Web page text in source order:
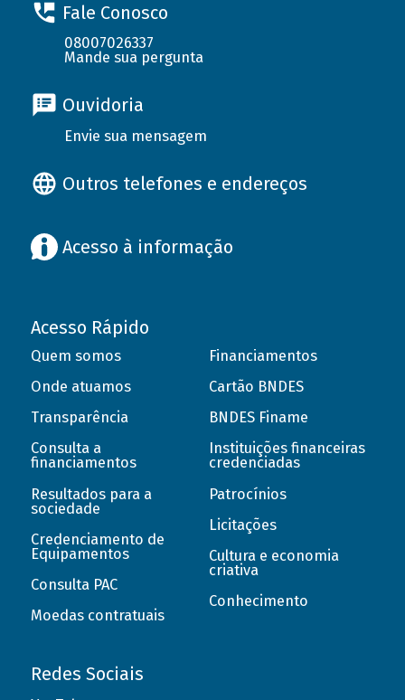
Fale Conosco
08007026337
Mande sua pergunta
Ouvidoria
Envie sua mensagem
Outros telefones e endereços
Acesso à informação
Acesso Rápido
Quem somos
Onde atuamos
Transparência
Consulta a
financiamentos
Resultados para a
sociedade
Credenciamento de
Equipamentos
Consulta PAC
Moedas contratuais
Financiamentos
Cartão BNDES
BNDES Finame
Instituições financeiras
credenciadas
Patrocínios
Licitações
Cultura e economia
criativa
Conhecimento
Redes Sociais